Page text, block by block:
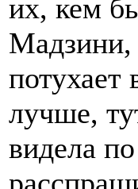
их, кем
Мадзини,
лучше,
видела